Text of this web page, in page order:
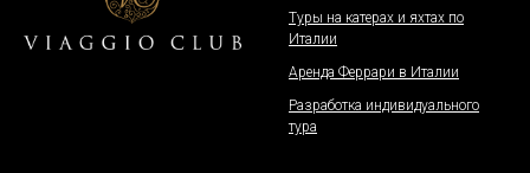
Туры на катерах и яхтах по
Италии
Аренда Феррари в Италии
Разработка индивидуального
тура